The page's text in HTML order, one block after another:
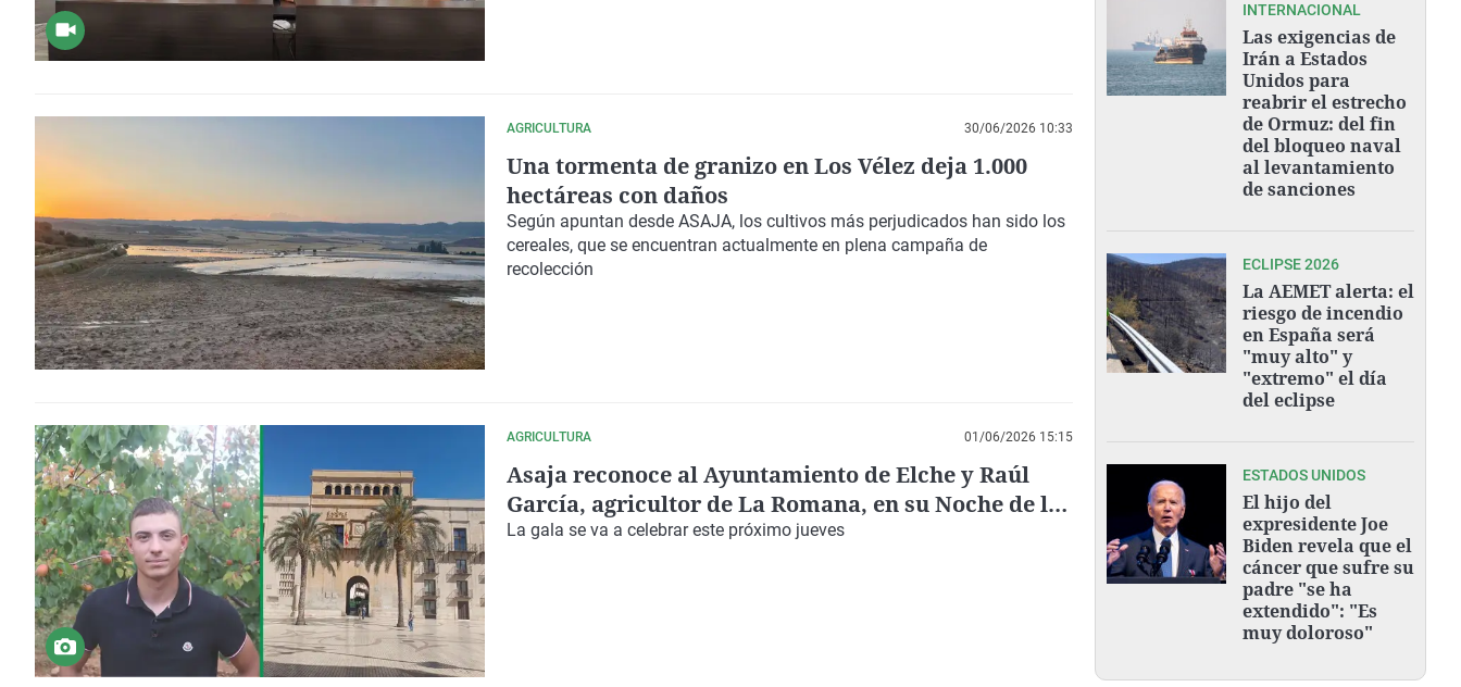
AGRICULTURA 30/06/2026 10:33
Una tormenta de granizo en Los Vélez deja 1.000
hectáreas con daños
Según apuntan desde ASAJA, los cultivos más perjudicados han sido los
cereales, que se encuentran actualmente en plena campaña de
recolección
AGRICULTURA 01/06/2026 15:15
Asaja reconoce al Ayuntamiento de Elche y Raúl
García, agricultor de La Romana, en su Noche de la
Agricultura Alicantina
La gala se va a celebrar este próximo jueves
INTERNACIONAL
Las exigencias de
Irán a Estados
Unidos para
reabrir el estrecho
de Ormuz: del fin
del bloqueo naval
al levantamiento
de sanciones
ECLIPSE 2026
La AEMET alerta: el
riesgo de incendio
en España será
"muy alto" y
"extremo" el día
del eclipse
ESTADOS UNIDOS
El hijo del
expresidente Joe
Biden revela que el
cáncer que sufre su
padre "se ha
extendido": "Es
muy doloroso"